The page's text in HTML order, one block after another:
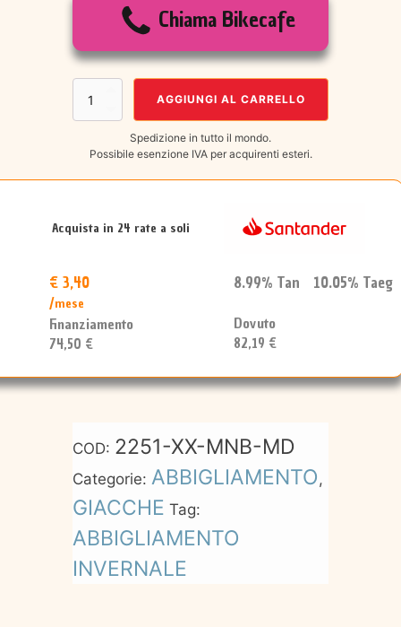
€149,00.
€74,50.Chiama Bikecafe
7MESH
SETON
VEST
MIDNIGHT
AGGIUNGI AL CARRELLO
Spedizione in tutto il mondo.
Possibile esenzione IVA per acquirenti esteri.
Acquista in 24 rate a soli
€ 3,40
/mese
Finanziamento
74,50 €
8.99% Tan 10.05% Taeg
Dovuto
82,19 €
COD: 2251-XX-MNB-MD
Categorie: ABBIGLIAMENTO ,
GIACCHE Tag:
ABBIGLIAMENTO
INVERNALE